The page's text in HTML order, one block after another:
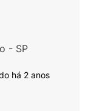
há 2 anos
- SP